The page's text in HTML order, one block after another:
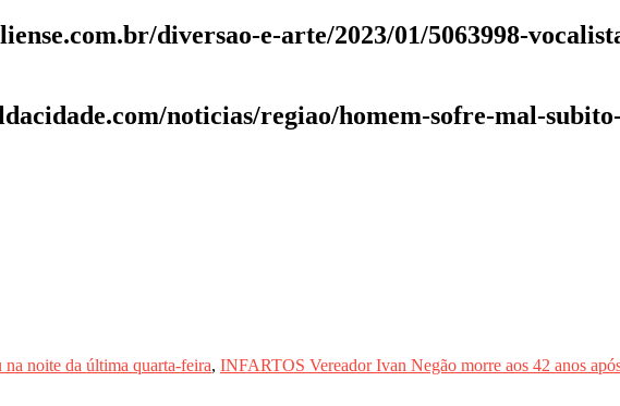
diversao-e-arte/2023/01/5063998-
noticias/regiao/homem-sofre-mal-
noite da última quarta-feira, INFARTOS Vereador Ivan Negão morre aos 42 anos